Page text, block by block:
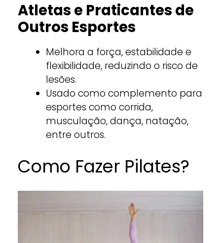
Atletas e Praticantes de
Outros Esportes
Melhora a força, estabilidade e
flexibilidade, reduzindo o risco de
lesões.
Usado como complemento para
esportes como corrida,
musculação, dança, natação,
entre outros.
Como Fazer Pilates?